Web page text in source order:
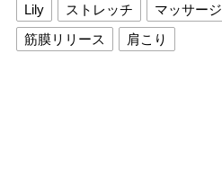
Lily
ストレッチ マッサージ
筋膜リリース
肩こり